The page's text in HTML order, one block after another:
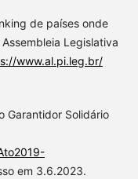
de países onde
Legislativa
www.al.pi.leg.br/
Garantidor Solidário
em 3.6.2023.